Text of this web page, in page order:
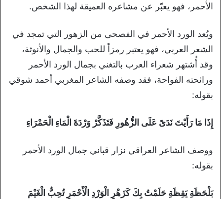
الأحمر، فهو يعبّر عن مشاعره العميقة لهذا الشخص.
ويُعد الورد الأحمر في الفصحى من الزهور التي تمجد في
الشعر العربي، فهو يعتبر رمزاً للحب والجمال والأنوثة،
وقد أُشتهر شعراء العرب بالتغني بجمال الورد الأحمر
ورائحته الفواحة، فقد وصفه الشاعر المغربي أحمد شوقي
بقوله:
إِذَا مَا رَأَيْتَ نَدَىً عَلَى الزُّهُورِ فَتَذَكَّرْ وَرْدَةَ الْمَاءِ الْحَمْرَاءِ
ووصف الشاعر العراقي نزار قباني جمال الورد الأحمر
بقوله:
بَلْحَظَةِ يَقِظَةِ حَلَمْتُ بِكَ كَزَهْرِ الْوَرْدِ الْأَحْمَرِ تُحِبُّ الْغَيْمَ